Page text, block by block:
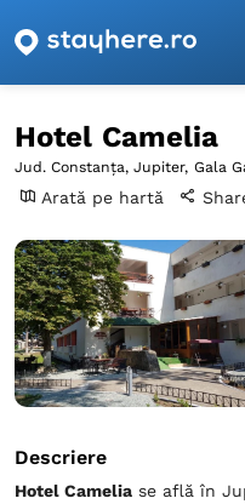
Pagina principală
Hotel Camelia
Jud. Constanța, Jupiter, Gala
Arată pe hartă
Descriere
Hotel Camelia se află în